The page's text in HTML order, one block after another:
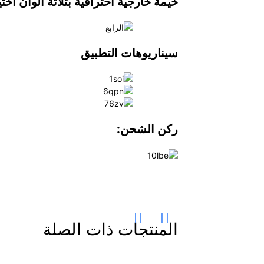
سيناريوهات التطبيق
ركن الشحن:
المنتجات ذات الصلة